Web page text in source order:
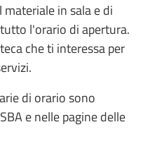
in sala e di
l'orario di apertura.
che ti interessa per
di orario sono
e nelle pagine delle